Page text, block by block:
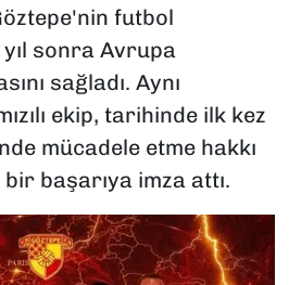
futbol
sonra Avrupa
sağladı. Aynı
ekip, tarihinde ilk kez
mücadele etme hakkı
başarıya imza attı.